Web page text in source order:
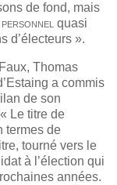
de fond, mais
personnel quasi
d’électeurs ».
Thomas
a commis
de son
Le titre de
termes de
tourné vers le
à l’élection qui
années.